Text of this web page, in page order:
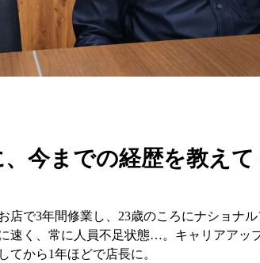
今までの経歴を教えて
店で3年間修業し、23歳のころにナショナ
速く、常に人員不足状態…。キャリアアッ
てから1年ほどで店長に。